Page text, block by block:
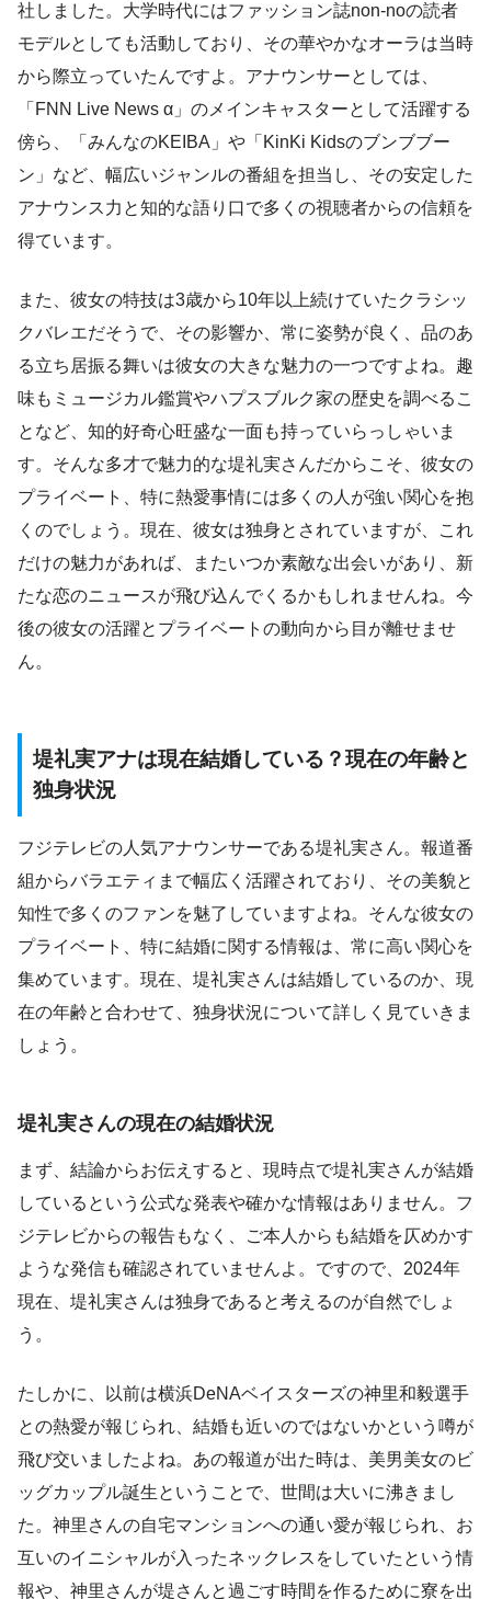
社しました。大学時代にはファッション誌non-noの読者
モデルとしても活動しており、その華やかなオーラは当時
から際立っていたんですよ。アナウンサーとしては、
「FNN Live News α」のメインキャスターとして活躍する
傍ら、「みんなのKEIBA」や「KinKi Kidsのブンブブー
ン」など、幅広いジャンルの番組を担当し、その安定した
アナウンス力と知的な語り口で多くの視聴者からの信頼を
得ています。
また、彼女の特技は3歳から10年以上続けていたクラシッ
クバレエだそうで、その影響か、常に姿勢が良く、品のあ
る立ち居振る舞いは彼女の大きな魅力の一つですよね。趣
味もミュージカル鑑賞やハプスブルク家の歴史を調べるこ
となど、知的好奇心旺盛な一面も持っていらっしゃいま
す。そんな多才で魅力的な堤礼実さんだからこそ、彼女の
プライベート、特に熱愛事情には多くの人が強い関心を抱
くのでしょう。現在、彼女は独身とされていますが、これ
だけの魅力があれば、またいつか素敵な出会いがあり、新
たな恋のニュースが飛び込んでくるかもしれませんね。今
後の彼女の活躍とプライベートの動向から目が離せませ
ん。
堤礼実アナは現在結婚している？現在の年齢と
独身状況
フジテレビの人気アナウンサーである堤礼実さん。報道番
組からバラエティまで幅広く活躍されており、その美貌と
知性で多くのファンを魅了していますよね。そんな彼女の
プライベート、特に結婚に関する情報は、常に高い関心を
集めています。現在、堤礼実さんは結婚しているのか、現
在の年齢と合わせて、独身状況について詳しく見ていきま
しょう。
堤礼実さんの現在の結婚状況
まず、結論からお伝えすると、現時点で堤礼実さんが結婚
しているという公式な発表や確かな情報はありません。フ
ジテレビからの報告もなく、ご本人からも結婚を仄めかす
ような発信も確認されていませんよ。ですので、2024年
現在、堤礼実さんは独身であると考えるのが自然でしょ
う。
たしかに、以前は横浜DeNAベイスターズの神里和毅選手
との熱愛が報じられ、結婚も近いのではないかという噂が
飛び交いましたよね。あの報道が出た時は、美男美女のビ
ッグカップル誕生ということで、世間は大いに沸きまし
た。神里さんの自宅マンションへの通い愛が報じられ、お
互いのイニシャルが入ったネックレスをしていたという情
報や、神里さんが堤さんと過ごす時間を作るために寮を出